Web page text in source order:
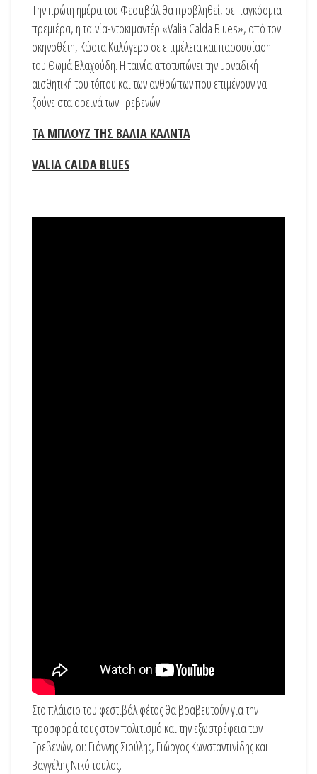
Την πρώτη ημέρα του Φεστιβάλ θα προβληθεί, σε παγκόσμια
πρεμιέρα, η ταινία-ντοκιμαντέρ «Valia Calda Blues», από τον
σκηνοθέτη, Κώστα Καλόγερο σε επιμέλεια και παρουσίαση
του Θωμά Βλαχούδη. Η ταινία αποτυπώνει την μοναδική
αισθητική του τόπου και των ανθρώπων που επιμένουν να
ζούνε στα ορεινά των Γρεβενών.
ΤΑ ΜΠΛΟΥΖ ΤΗΣ ΒΑΛΙΑ ΚΑΛΝΤΑ
VALIA CALDA BLUES
Στο πλάισιο του φεστιβάλ φέτος θα βραβευτούν για την
προσφορά τους στον πολιτισμό και την εξωστρέφεια των
Γρεβενών, οι: Γιάννης Σιούλης, Γιώργος Κωνσταντινίδης και
Βαγγέλης Νικόπουλος.